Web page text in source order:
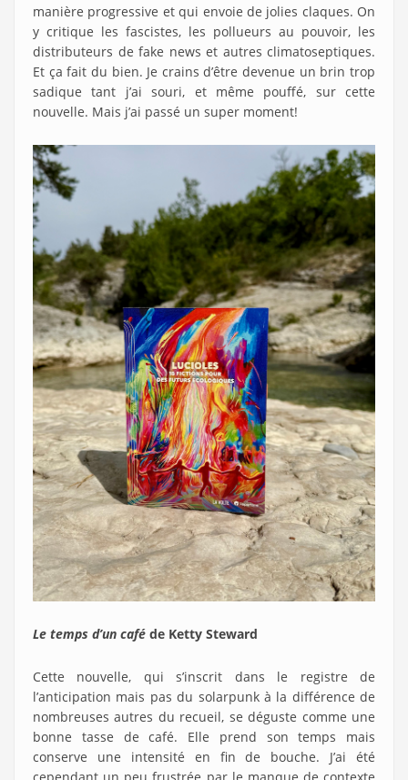
manière progressive et qui envoie de jolies claques. On
y critique les fascistes, les pollueurs au pouvoir, les
distributeurs de fake news et autres climatoseptiques.
Et ça fait du bien. Je crains d’être devenue un brin trop
sadique tant j’ai souri, et même pouffé, sur cette
nouvelle. Mais j’ai passé un super moment!
Le temps d’un café de Ketty Steward
Cette nouvelle, qui s’inscrit dans le registre de
l’anticipation mais pas du solarpunk à la différence de
nombreuses autres du recueil, se déguste comme une
bonne tasse de café. Elle prend son temps mais
conserve une intensité en fin de bouche. J’ai été